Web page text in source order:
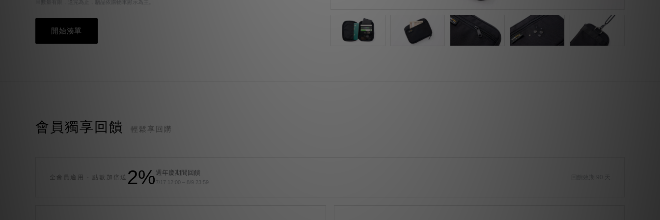
※數量有限，送完為止，贈品依購物車顯示為主。
開始湊單
會員獨享回饋 輕鬆享回購
全會員適用 · 點數加倍送 2% 週年慶期間回饋
7/17 12:00 – 8/9 23:59
回饋效期 90 天